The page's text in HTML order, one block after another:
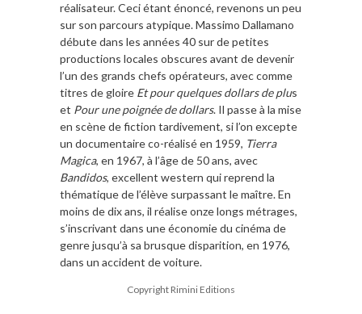
réalisateur. Ceci étant énoncé, revenons un peu
sur son parcours atypique. Massimo Dallamano
débute dans les années 40 sur de petites
productions locales obscures avant de devenir
l’un des grands chefs opérateurs, avec comme
titres de gloire Et pour quelques dollars de plus
et Pour une poignée de dollars. Il passe à la mise
en scène de fiction tardivement, si l’on excepte
un documentaire co-réalisé en 1959, Tierra
Magica, en 1967, à l’âge de 50 ans, avec
Bandidos, excellent western qui reprend la
thématique de l’élève surpassant le maître. En
moins de dix ans, il réalise onze longs métrages,
s’inscrivant dans une économie du cinéma de
genre jusqu’à sa brusque disparition, en 1976,
dans un accident de voiture.
Copyright Rimini Editions